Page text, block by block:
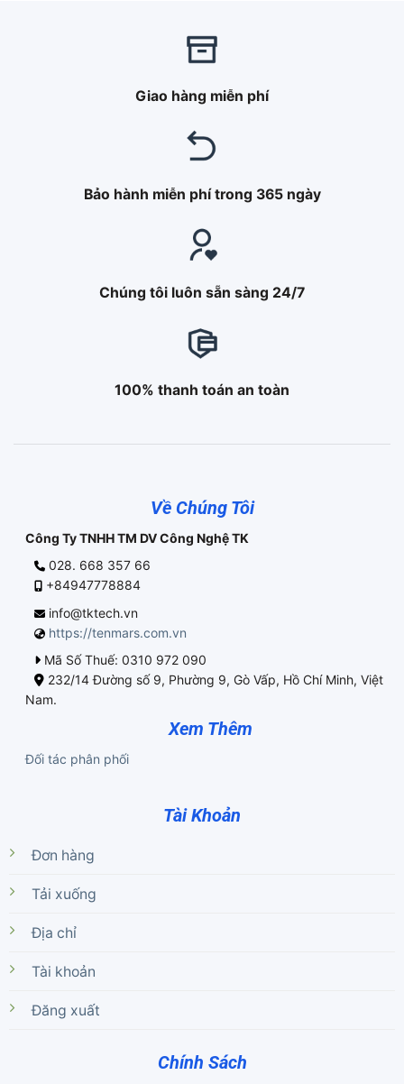
Giao hàng miễn phí
Bảo hành miễn phí trong 365 ngày
Chúng tôi luôn sẵn sàng 24/7
100% thanh toán an toàn
Về Chúng Tôi
Công Ty TNHH TM DV Công Nghệ TK
028. 668 357 66
+84947778884
info@tktech.vn
https://tenmars.com.vn
Mã Số Thuế: 0310 972 090
232/14 Đường số 9, Phường 9, Gò Vấp, Hồ Chí Minh, Việt
Nam.
Xem Thêm
Đối tác phân phối
Tài Khoản
Đơn hàng
Tải xuống
Địa chỉ
Tài khoản
Đăng xuất
Chính Sách